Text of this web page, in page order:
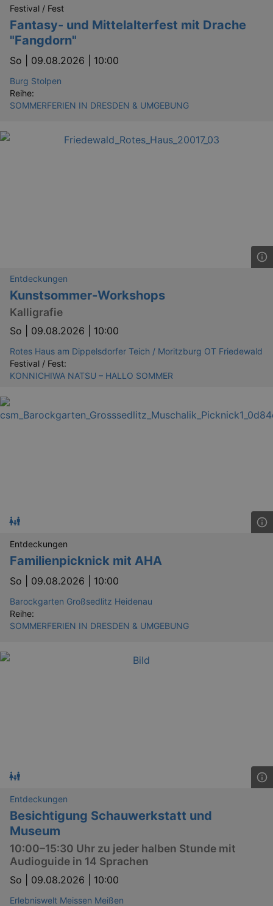
Festival / Fest
Fantasy- und Mittelalterfest mit Drache
"Fangdorn"
So | 09.08.2026 | 10:00
Burg Stolpen
Reihe:
SOMMERFERIEN IN DRESDEN & UMGEBUNG
Entdeckungen
Kunstsommer-Workshops
Kalligrafie
So | 09.08.2026 | 10:00
Rotes Haus am Dippelsdorfer Teich / Moritzburg OT Friedewald
Festival / Fest:
KONNICHIWA NATSU – HALLO SOMMER
Entdeckungen
Familienpicknick mit AHA
So | 09.08.2026 | 10:00
Barockgarten Großsedlitz Heidenau
Reihe:
SOMMERFERIEN IN DRESDEN & UMGEBUNG
Entdeckungen
Besichtigung Schauwerkstatt und
Museum
10:00–15:30 Uhr zu jeder halben Stunde mit
Audioguide in 14 Sprachen
So | 09.08.2026 | 10:00
Erlebniswelt Meissen Meißen